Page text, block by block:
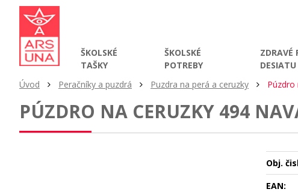
ŠKOLSKÉ
TAŠKY
ŠKOLSKÉ
POTREBY
ZDRAVÉ
DESIATU
Úvod
Peračníky a puzdrá Puzdra na perá a ceruzky Púzdro
PÚZDRO NA CERUZKY 494
Obj.
EAN: